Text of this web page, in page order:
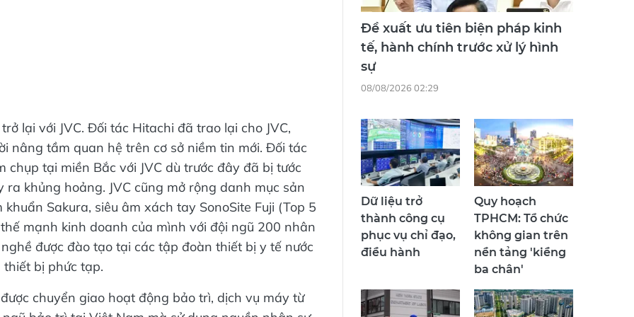
lại với JVC. Đối tác Hitachi đã trao lại cho JVC,
nâng tầm quan hệ trên cơ sở niềm tin mới. Đối tác
tại miền Bắc với JVC dù trước đây đã bị tước
khủng hoảng. JVC cũng mở rộng danh mục sản
Sakura, siêu âm xách tay SonoSite Fuji (Top 5
mạnh kinh doanh của mình với đội ngũ 200 nhân
được đào tạo tại các tập đoàn thiết bị y tế nước
bị phức tạp.
chuyển giao hoạt động bảo trì, dịch vụ máy từ
Đề xuất ưu tiên biện pháp kinh
tế, hành chính trước xử lý hình
sự
08/08/2026 02:29
Dữ liệu trở
thành công cụ
phục vụ chỉ đạo,
điều hành
Quy hoạch
TPHCM: Tổ chức
không gian trên
nền tảng 'kiềng
ba chân'